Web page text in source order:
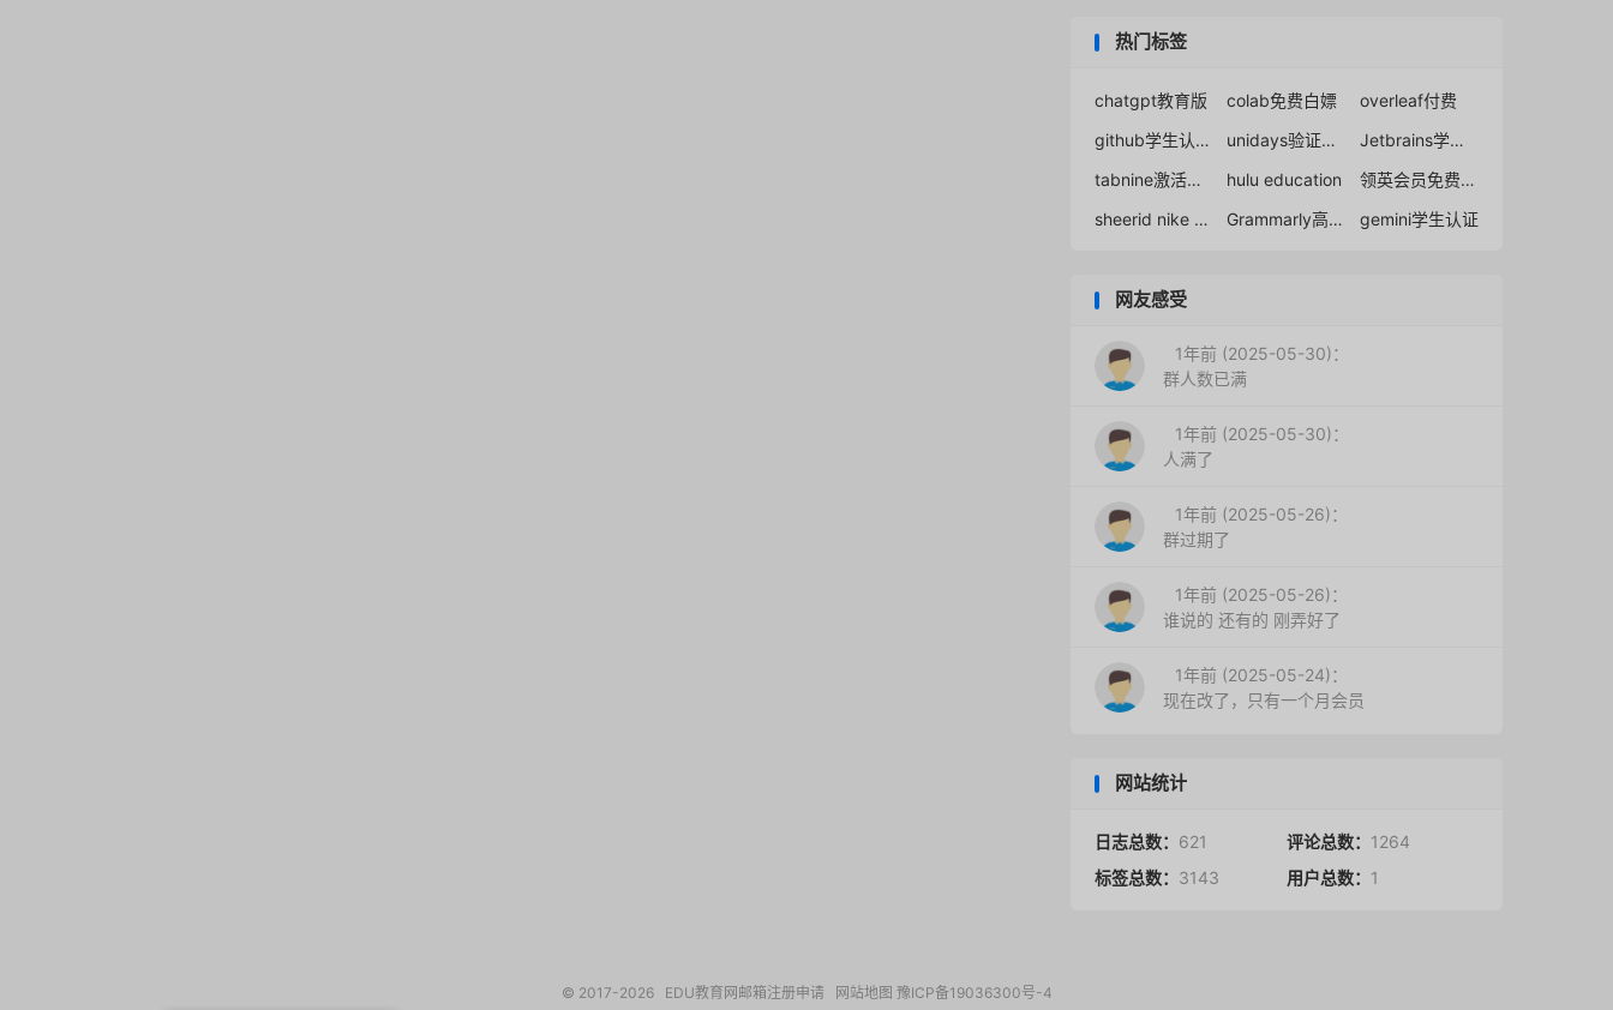
热门标签
chatgpt教育版 colab免费白嫖
overleaf付费
github学生认证最新方法
unidays验证学生身份
Jetbrains学生认证无限续期
tabnine激活码免破解教育许可证
hulu education
领英会员免费领取
sheerid nike student
Grammarly高级版免费获取下载 gemini学生认证
网友感受
1年前 (2025-05-30)：
群人数已满
1年前 (2025-05-30)：
人满了
1年前 (2025-05-26)：
群过期了
1年前 (2025-05-26)：
谁说的 还有的 刚弄好了
1年前 (2025-05-24)：
现在改了，只有一个月会员
网站统计
日志总数： 621 评论总数： 1264
标签总数： 3143 用户总数： 1
© 2017-2026 EDU教育网邮箱注册申请 网站地图 豫ICP备19036300号-4